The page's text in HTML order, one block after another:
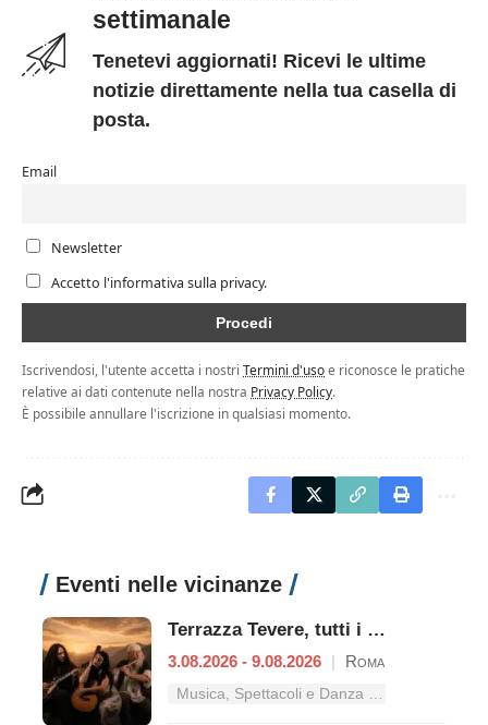
settimanale
Tenetevi aggiornati! Ricevi le ultime
notizie direttamente nella tua casella di
posta.
Email
Newsletter
Accetto l'informativa sulla privacy.
Iscrivendosi, l'utente accetta i nostri Termini d'usoe riconosce le pratiche
relative ai dati contenute nella nostra Privacy Policy.
È possibile annullare l'iscrizione in qualsiasi momento.
Eventi nelle vicinanze
Terrazza Tevere, tutti i concerti dal 3 al 9 agosto
3.08.2026 - 9.08.2026 | Roma